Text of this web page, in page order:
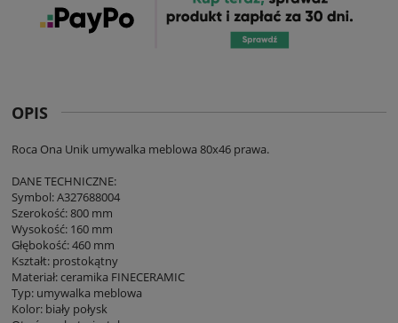
OPIS
Roca Ona Unik umywalka meblowa 80x46 prawa.
DANE TECHNICZNE:
Symbol: A327688004
Szerokość: 800 mm
Wysokość: 160 mm
Głębokość: 460 mm
Kształt: prostokątny
Materiał: ceramika FINECERAMIC
Typ: umywalka meblowa
Kolor: biały połysk